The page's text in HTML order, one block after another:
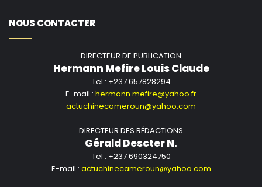
NOUS CONTACTER
DIRECTEUR DE PUBLICATION
Hermann Mefire Louis Claude
Tel : +237 657828294
E-mail : hermann.mefire@yahoo.fr
actuchinecameroun@yahoo.com
DIRECTEUR DES RÉDACTIONS
Gérald Descter N.
Tel : +237 690324750
E-mail : actuchinecameroun@yahoo.com